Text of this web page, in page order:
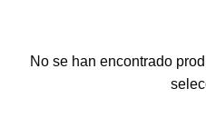
No se han encontrado